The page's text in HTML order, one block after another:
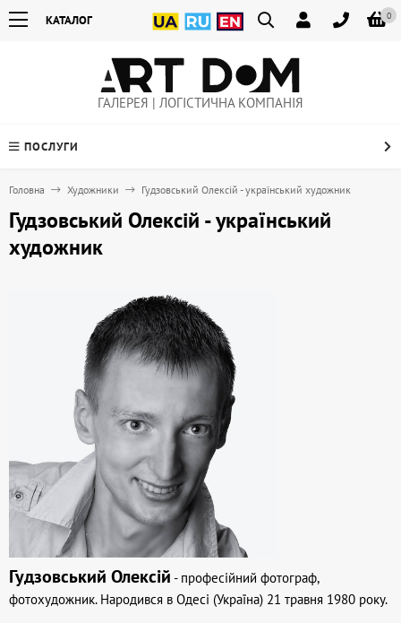
0
КАТАЛОГ
ГАЛЕРЕЯ | ЛОГІСТИЧНА КОМПАНІЯ
ПОСЛУГИ
Головна Художники Гудзовський Олексій - український художник
Гудзовський Олексій - український
художник
Гудзовський Олексій - професійний фотограф,
фотохудожник. Народився в Одесі (Україна) 21 травня 1980 року.